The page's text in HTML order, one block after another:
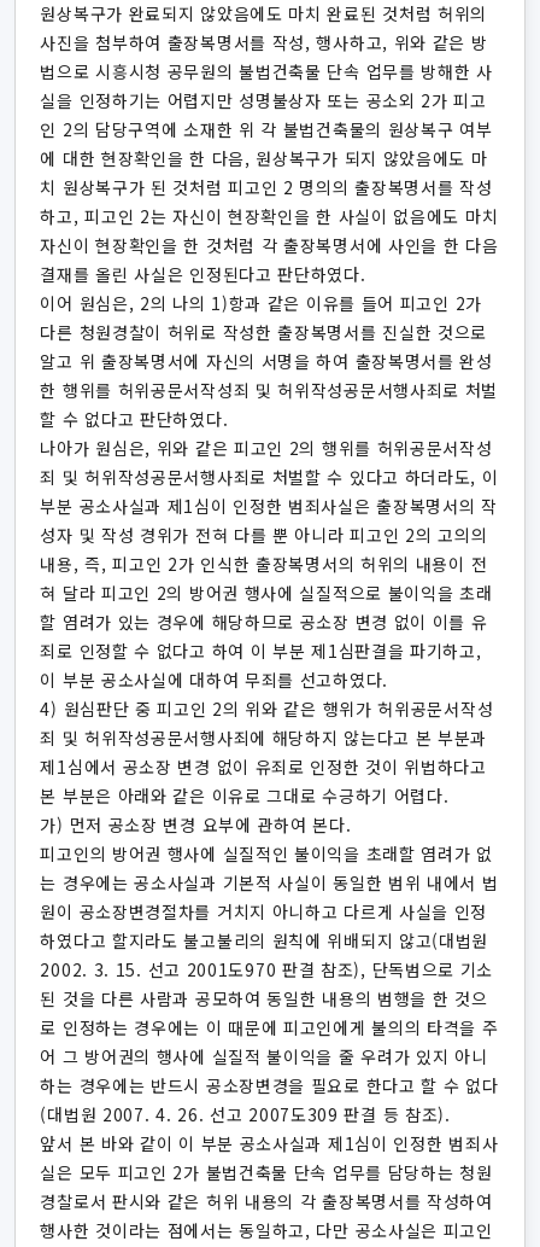
원상복구가 완료되지 않았음에도 마치 완료된 것처럼 허위의
사진을 첨부하여 출장복명서를 작성, 행사하고, 위와 같은 방
법으로 시흥시청 공무원의 불법건축물 단속 업무를 방해한 사
실을 인정하기는 어렵지만 성명불상자 또는 공소외 2가 피고
인 2의 담당구역에 소재한 위 각 불법건축물의 원상복구 여부
에 대한 현장확인을 한 다음, 원상복구가 되지 않았음에도 마
치 원상복구가 된 것처럼 피고인 2 명의의 출장복명서를 작성
하고, 피고인 2는 자신이 현장확인을 한 사실이 없음에도 마치
자신이 현장확인을 한 것처럼 각 출장복명서에 사인을 한 다음
결재를 올린 사실은 인정된다고 판단하였다.
이어 원심은, 2의 나의 1)항과 같은 이유를 들어 피고인 2가
다른 청원경찰이 허위로 작성한 출장복명서를 진실한 것으로
알고 위 출장복명서에 자신의 서명을 하여 출장복명서를 완성
한 행위를 허위공문서작성죄 및 허위작성공문서행사죄로 처벌
할 수 없다고 판단하였다.
나아가 원심은, 위와 같은 피고인 2의 행위를 허위공문서작성
죄 및 허위작성공문서행사죄로 처벌할 수 있다고 하더라도, 이
부분 공소사실과 제1심이 인정한 범죄사실은 출장복명서의 작
성자 및 작성 경위가 전혀 다를 뿐 아니라 피고인 2의 고의의
내용, 즉, 피고인 2가 인식한 출장복명서의 허위의 내용이 전
혀 달라 피고인 2의 방어권 행사에 실질적으로 불이익을 초래
할 염려가 있는 경우에 해당하므로 공소장 변경 없이 이를 유
죄로 인정할 수 없다고 하여 이 부분 제1심판결을 파기하고,
이 부분 공소사실에 대하여 무죄를 선고하였다.
4) 원심판단 중 피고인 2의 위와 같은 행위가 허위공문서작성
죄 및 허위작성공문서행사죄에 해당하지 않는다고 본 부분과
제1심에서 공소장 변경 없이 유죄로 인정한 것이 위법하다고
본 부분은 아래와 같은 이유로 그대로 수긍하기 어렵다.
가) 먼저 공소장 변경 요부에 관하여 본다.
피고인의 방어권 행사에 실질적인 불이익을 초래할 염려가 없
는 경우에는 공소사실과 기본적 사실이 동일한 범위 내에서 법
원이 공소장변경절차를 거치지 아니하고 다르게 사실을 인정
하였다고 할지라도 불고불리의 원칙에 위배되지 않고(대법원
2002. 3. 15. 선고 2001도970 판결 참조), 단독범으로 기소
된 것을 다른 사람과 공모하여 동일한 내용의 범행을 한 것으
로 인정하는 경우에는 이 때문에 피고인에게 불의의 타격을 주
어 그 방어권의 행사에 실질적 불이익을 줄 우려가 있지 아니
하는 경우에는 반드시 공소장변경을 필요로 한다고 할 수 없다
(대법원 2007. 4. 26. 선고 2007도309 판결 등 참조).
앞서 본 바와 같이 이 부분 공소사실과 제1심이 인정한 범죄사
실은 모두 피고인 2가 불법건축물 단속 업무를 담당하는 청원
경찰로서 판시와 같은 허위 내용의 각 출장복명서를 작성하여
행사한 것이라는 점에서는 동일하고, 다만 공소사실은 피고인